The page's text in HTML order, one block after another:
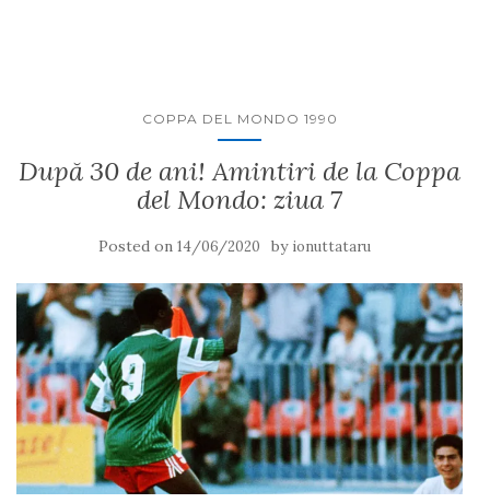
COPPA DEL MONDO 1990
După 30 de ani! Amintiri de la Coppa
del Mondo: ziua 7
Posted on 14/06/2020 by ionuttataru